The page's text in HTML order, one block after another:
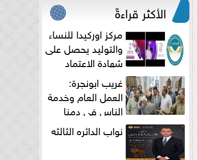
الأكثر قراءةً
مركز اوركيدا للنساء
والتوليد يحصل على
شهادة الاعتماد
الكامل
غريب ابونجرة:
العمل العام وخدمة
الناس فى دمنا
نواب الدائره الثالثه